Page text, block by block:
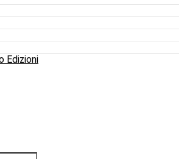
Edizioni